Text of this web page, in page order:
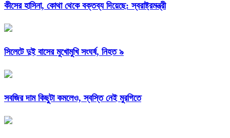
কীসের হাসিনা, কোথা থেকে বক্তব্য দিয়েছে: স্বরাষ্ট্রমন্ত্রী
সিলেটে দুই বাসের মুখোমুখি সংঘর্ষ, নিহত ৯
সবজির দাম কিছুটা কমলেও, স্বস্তি নেই মুরগিতে